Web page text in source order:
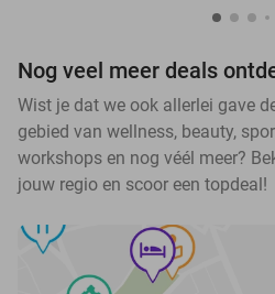
Nog veel meer deals
Wist je dat we ook allerlei gave
gebied van wellness, beauty,
workshops en nog véél meer?
jouw regio en scoor een topdeal!